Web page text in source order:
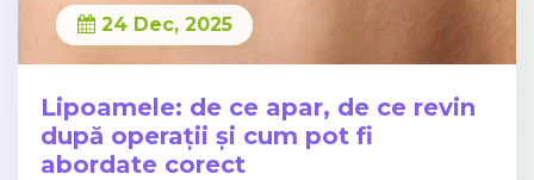
24 Dec, 2025
Lipoamele: de ce apar, de ce revin
după operații și cum pot fi
abordate corect